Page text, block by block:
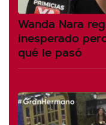
Wanda Nara
inesperado
qué le pasó